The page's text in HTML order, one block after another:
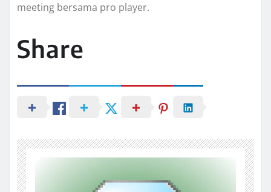
meeting bersama pro player.
Share